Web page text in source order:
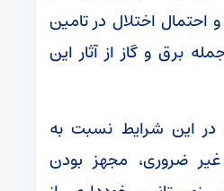
اختلال در تامین
برق و گاز از آثار این
در این شرایط نسبت به
ضروری، مجهز بودن